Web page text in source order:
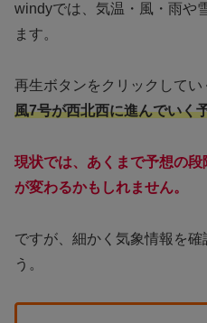
windyでは、気温・風・雨や
ます。
再生ボタンをクリックしてい
風7号が西北西に進んでいく
現状では、あくまで予想の
が変わるかもしれません。
ですが、細かく気象情報を
う。